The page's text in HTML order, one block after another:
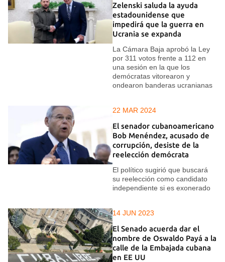
Zelenski saluda la ayuda
estadounidense que
impedirá que la guerra en
Ucrania se expanda
La Cámara Baja aprobó la Ley
por 311 votos frente a 112 en
una sesión en la que los
demócratas vitorearon y
ondearon banderas ucranianas
22 MAR 2024
El senador cubanoamericano
Bob Menéndez, acusado de
corrupción, desiste de la
reelección demócrata
El político sugirió que buscará
su reelección como candidato
independiente si es exonerado
14 JUN 2023
El Senado acuerda dar el
nombre de Oswaldo Payá a la
calle de la Embajada cubana
en EE UU